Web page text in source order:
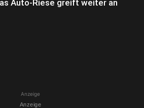
Auto-Riese greift weiter an
Anzeige
Anzeige